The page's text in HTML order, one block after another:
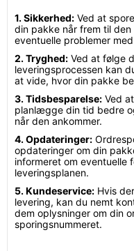
1. Sikkerhed: Ved at
din pakke når frem til
eventuelle problemer
2. Tryghed: Ved at følge
leveringsprocessen kan
at vide, hvor din pakke
3. Tidsbesparelse: Ved
planlægge din tid bedre
når den ankommer.
4. Opdateringer:
opdateringer om din
informeret om eventuelle
leveringsplanen.
5. Kundeservice: Hvis
levering, kan du nemt
dem oplysninger om din
sporingsnummeret.